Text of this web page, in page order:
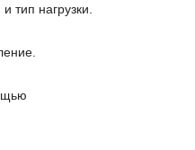
тип нагрузки.